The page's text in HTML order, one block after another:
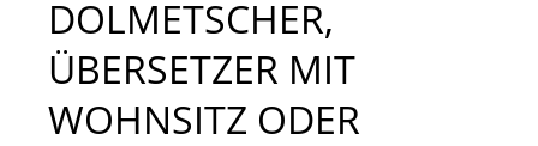
DOLMETSCHER,
ÜBERSETZER MIT
WOHNSITZ ODER